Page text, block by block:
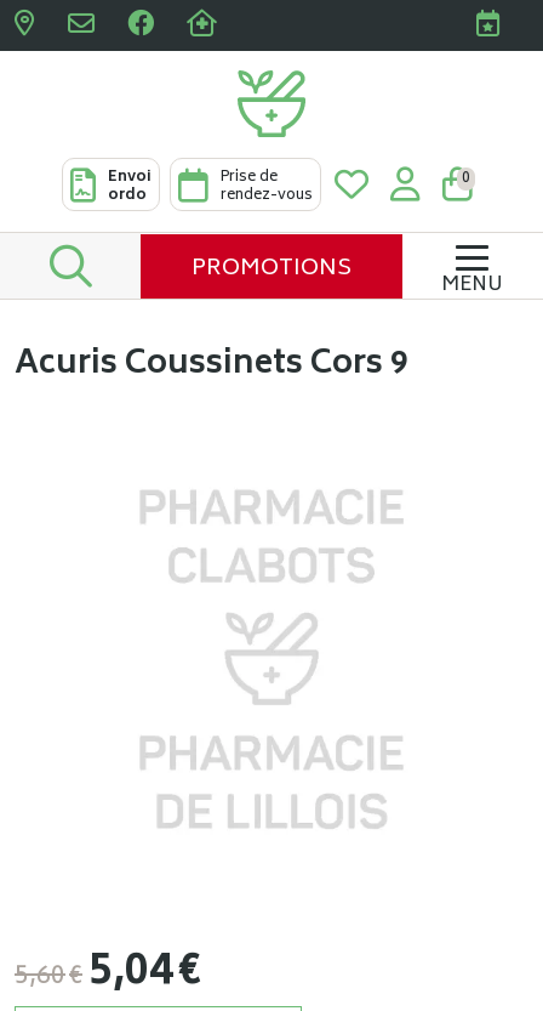
Pharmacies Clabots &
Envoi
ordo
Prise de
rendez-vous
0
PROMOTIONS MENU
Acuris Coussinets Cors 9
5,60€5,04€